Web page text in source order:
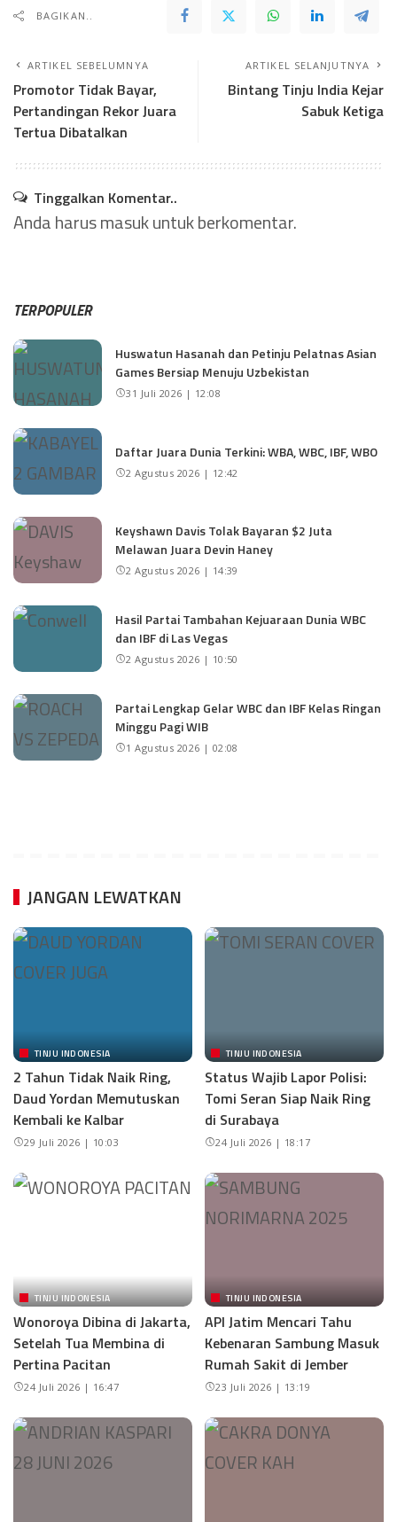
BAGIKAN..
ARTIKEL SEBELUMNYA
Promotor Tidak Bayar,
Pertandingan Rekor Juara
Tertua Dibatalkan
ARTIKEL SELANJUTNYA
Bintang Tinju India Kejar
Sabuk Ketiga
Tinggalkan Komentar..
Anda harusmasukuntuk berkomentar.
TERPOPULER
Huswatun Hasanah dan Petinju Pelatnas Asian
Games Bersiap Menuju Uzbekistan
31 Juli 2026 | 12:08
Daftar Juara Dunia Terkini: WBA, WBC, IBF, WBO
2 Agustus 2026 | 12:42
Keyshawn Davis Tolak Bayaran $2 Juta
Melawan Juara Devin Haney
2 Agustus 2026 | 14:39
Hasil Partai Tambahan Kejuaraan Dunia WBC
dan IBF di Las Vegas
2 Agustus 2026 | 10:50
Partai Lengkap Gelar WBC dan IBF Kelas Ringan
Minggu Pagi WIB
1 Agustus 2026 | 02:08
JANGAN LEWATKAN
TINJU INDONESIA
2 Tahun Tidak Naik Ring,
Daud Yordan Memutuskan
Kembali ke Kalbar
29 Juli 2026 | 10:03
TINJU INDONESIA
Status Wajib Lapor Polisi:
Tomi Seran Siap Naik Ring
di Surabaya
24 Juli 2026 | 18:17
TINJU INDONESIA
Wonoroya Dibina di Jakarta,
Setelah Tua Membina di
Pertina Pacitan
24 Juli 2026 | 16:47
TINJU INDONESIA
API Jatim Mencari Tahu
Kebenaran Sambung Masuk
Rumah Sakit di Jember
23 Juli 2026 | 13:19